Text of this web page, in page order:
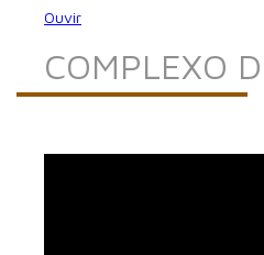
Ouvir
COMPLEXO